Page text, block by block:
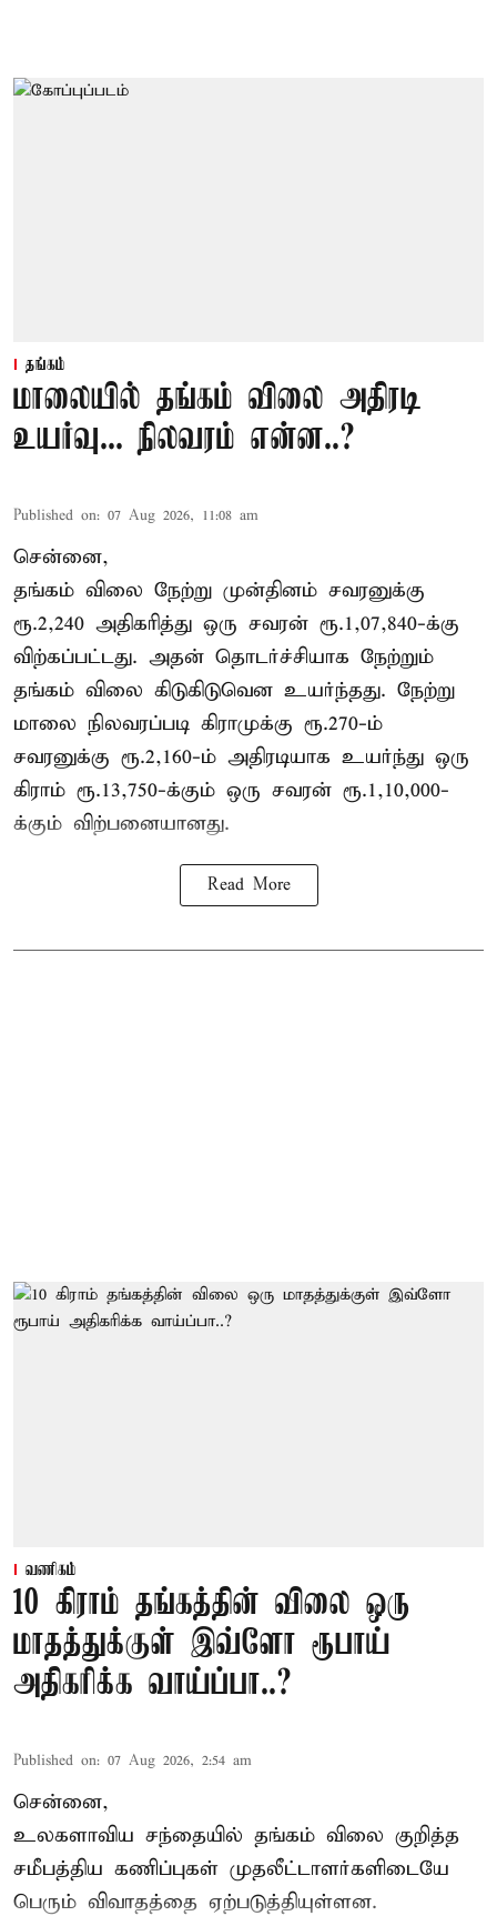
தங்கம்
மாலையில் தங்கம் விலை அதிரடி
உயர்வு... நிலவரம் என்ன..?
Published on: 07 Aug 2026, 11:08 am
சென்னை,
தங்கம் விலை நேற்று முன்தினம் சவரனுக்கு
ரூ.2,240 அதிகரித்து ஒரு சவரன் ரூ.1,07,840-க்கு
விற்கப்பட்டது. அதன் தொடர்ச்சியாக நேற்றும்
தங்கம் விலை கிடுகிடுவென உயர்ந்தது. நேற்று
மாலை நிலவரப்படி கிராமுக்கு ரூ.270-ம்
சவரனுக்கு ரூ.2,160-ம் அதிரடியாக உயர்ந்து ஒரு
கிராம் ரூ.13,750-க்கும் ஒரு சவரன் ரூ.1,10,000-
க்கும் விற்பனையானது.
Read More
வணிகம்
10 கிராம் தங்கத்தின் விலை ஒரு
மாதத்துக்குள் இவ்ளோ ரூபாய்
அதிகரிக்க வாய்ப்பா..?
Published on: 07 Aug 2026, 2:54 am
சென்னை,
உலகளாவிய சந்தையில் தங்கம் விலை குறித்த
சமீபத்திய கணிப்புகள் முதலீட்டாளர்களிடையே
பெரும் விவாதத்தை ஏற்படுத்தியுள்ளன.